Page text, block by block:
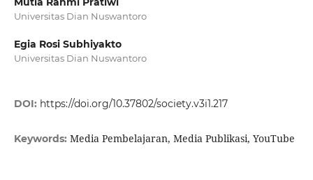
Universitas Dian Nuswantoro
Egia Rosi Subhiyakto
Universitas Dian Nuswantoro
DOI: https://doi.org/10.37802/society.v3i1.217
Keywords: Media Pembelajaran, Media Publikasi, YouTube